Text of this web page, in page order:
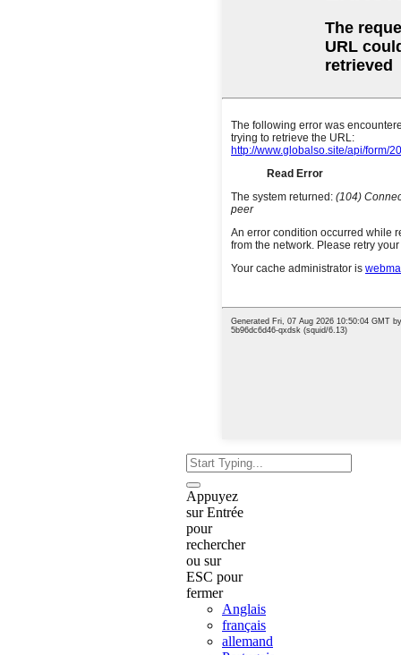
Appuyez
sur Entrée
pour
rechercher
ou sur
ESC pour
fermer
Anglais
français
allemand